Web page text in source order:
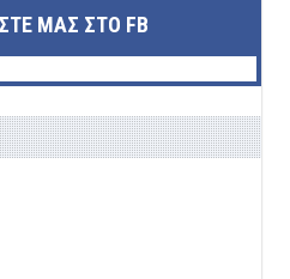
ΜΑΣ ΣΤΟ FB